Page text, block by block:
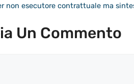
non esecutore contrattuale ma
Un Commento